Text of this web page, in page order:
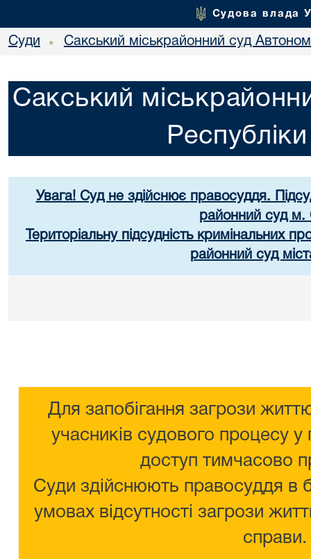
Судова влада
Суди • Сакський міськрайонний суд
Сакський
Увага! Суд не здійснює правосуддя.
районний суд м.
Територіальну підсудність кримінальних
районний суд
Для запобігання загрози
учасників судового процесу у
доступ тимчасово
Суди здійснюють правосуддя в
умовах відсутності загрози
справи.